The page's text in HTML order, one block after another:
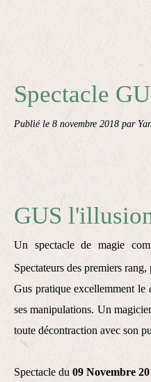
Spectacle
Publié le 8 novembre 2018 par
GUS
Un spectacle de magie
Spectateurs des premiers
Gus pratique excellemment le
ses manipulations. Un
toute décontraction avec son
Spectacle du 09 Novembre